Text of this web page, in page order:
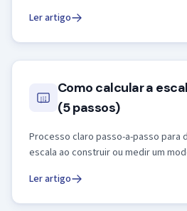
Ler artigo
Como calcular a
(5 passos)
Processo claro passo-a-passo para
escala ao construir ou medir um
Ler artigo